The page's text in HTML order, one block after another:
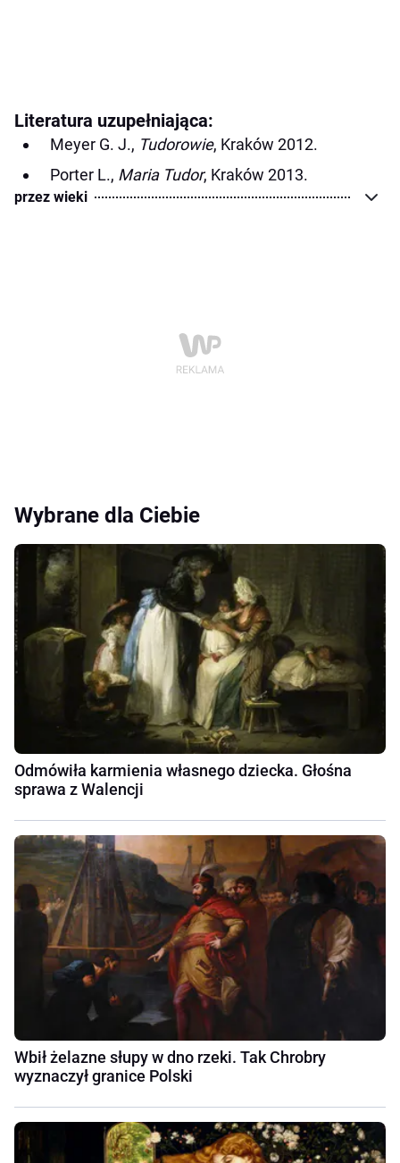
Literatura uzupełniająca:
Meyer G. J., Tudorowie, Kraków 2012.
Porter L., Maria Tudor, Kraków 2013.
przez wieki
Wybrane dla Ciebie
Odmówiła karmienia własnego dziecka. Głośna
sprawa z Walencji
Wbił żelazne słupy w dno rzeki. Tak Chrobry
wyznaczył granice Polski